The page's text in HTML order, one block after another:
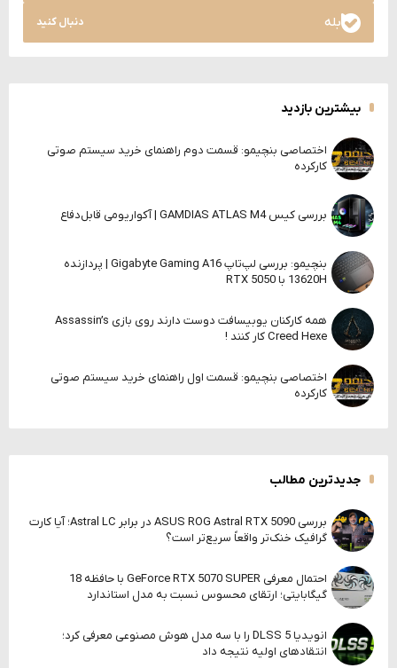
بله دنبال کنید
بیشترین بازدید
اختصاصی بنچیمو: قسمت دوم راهنمای خرید سیستم صوتی
کارکرده
بررسی کیس GAMDIAS ATLAS M4 | آکواریومی قابل‌دفاع
بنچیمو: بررسی لپ‌تاپ Gigabyte Gaming A16 | پردازنده
13620H با RTX 5050
همه کارکنان یوبیسافت دوست دارند روی بازی Assassin’s
Creed Hexe کار کنند !
اختصاصی بنچیمو: قسمت اول راهنمای خرید سیستم صوتی
کارکرده
جدیدترین مطالب
بررسی ASUS ROG Astral RTX 5090 در برابر Astral LC؛ آیا کارت
گرافیک خنک‌تر واقعاً سریع‌تر است؟
احتمال معرفی GeForce RTX 5070 SUPER با حافظه 18
گیگابایتی؛ ارتقای محسوس نسبت به مدل استاندارد
انویدیا DLSS 5 را با سه مدل هوش مصنوعی معرفی کرد؛
انتقادهای اولیه نتیجه داد